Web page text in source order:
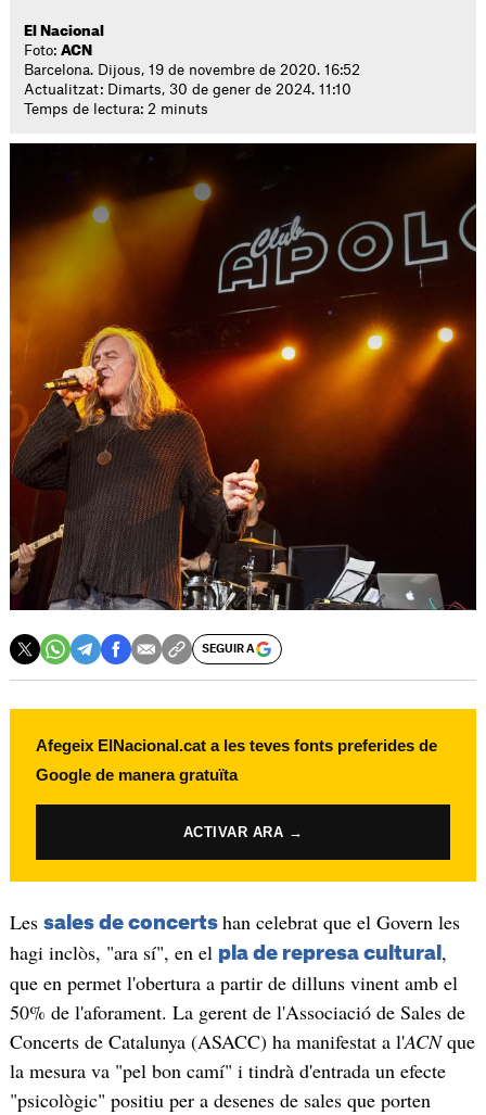
El Nacional
Foto:ACN
Barcelona. Dijous, 19 de novembre de 2020. 16:52
Actualitzat: Dimarts, 30 de gener de 2024. 11:10
Temps de lectura: 2 minuts
SEGUIR A
Afegeix ElNacional.cat a les teves fonts preferides de
Google de manera gratuïta
ACTIVAR ARA →
Les sales de concerts han celebrat que el Govern les
hagi inclòs, "ara sí", en el pla de represa cultural ,
que en permet l'obertura a partir de dilluns vinent amb el
50% de l'aforament. La gerent de l'Associació de Sales de
Concerts de Catalunya (ASACC) ha manifestat a l'ACNque
la mesura va "pel bon camí" i tindrà d'entrada un efecte
"psicològic" positiu per a desenes de sales que porten